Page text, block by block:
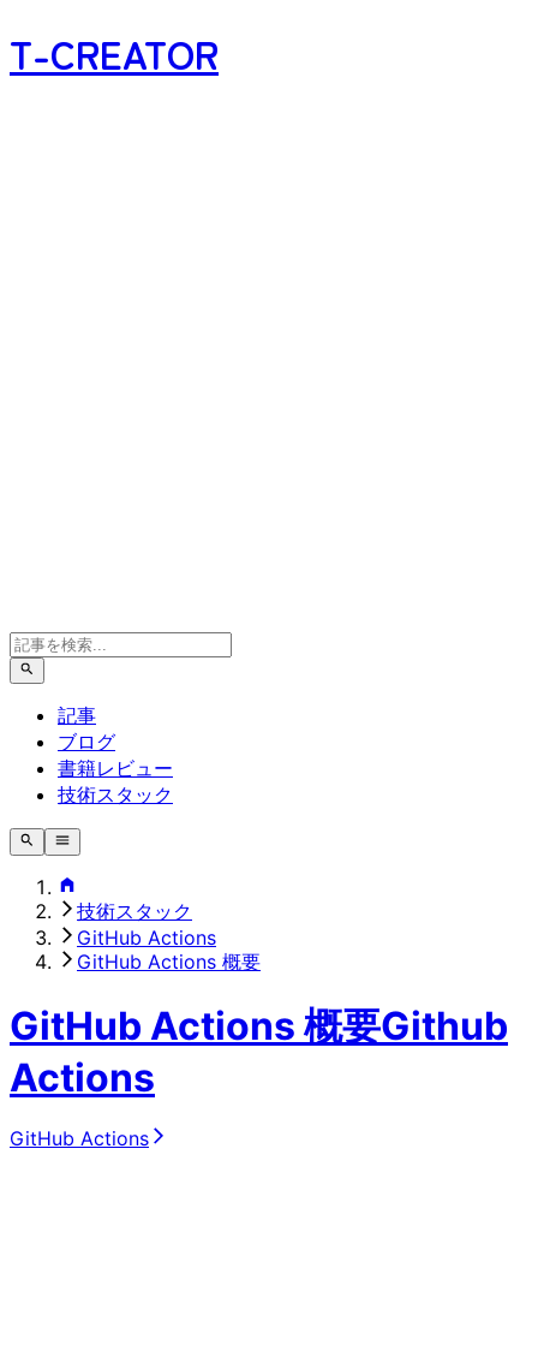
T-CREATOR
記事
ブログ
書籍レビュー
技術スタック
技術スタック
GitHub Actions
GitHub Actions 概要
GitHub Actions 概要Github
Actions
GitHub Actions